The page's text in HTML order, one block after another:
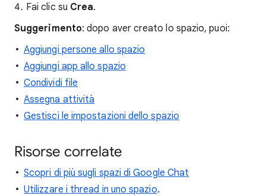
Fai clic su Crea.
Suggerimento: dopo aver creato lo spazio, puoi:
Aggiungi persone allo spazio
Aggiungi app allo spazio
Condividi file
Assegna attività
Gestisci le impostazioni dello spazio
Risorse correlate
Scopri di più sugli spazi di Google Chat
Utilizzare i thread in uno spazio.